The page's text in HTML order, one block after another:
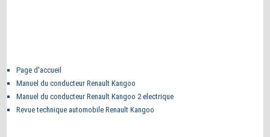
Page d'accueil
Manuel du conducteur Renault Kangoo
Manuel du conducteur Renault Kangoo 2 electrique
Revue technique automobile Renault Kangoo